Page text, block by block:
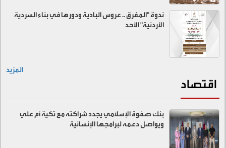
ندوة "المفرق .. عروس البادية ودورها في بناء السردية
الأردنية" الأحد
المزيد
اقتصاد
بنك صفوة الإسلامي يجدد شراكته مع تكية أم علي
ويواصل دعمه لبرامجها الإنسانية